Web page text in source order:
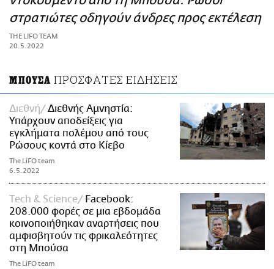
ΑΜΠΑ
PRINT
στρατιώτες οδηγούν άνδρες προς εκτέλεση
THE LIFO TEAM
20.5.2022
ΜΠΟΥΣΑ ΠΡΟΣΦΑΤΕΣ ΕΙΔΗΣΕΙΣ
Διεθνή
Διεθνής Αμνηστία:
Υπάρχουν αποδείξεις για
εγκλήματα πολέμου από τους
Ρώσους κοντά στο Κίεβο
The LiFO team
6.5.2022
Τech & Science
Facebook:
208.000 φορές σε μια εβδομάδα
κοινοποιήθηκαν αναρτήσεις που
αμφισβητούν τις φρικαλεότητες
στη Μπούσα
The LiFO team